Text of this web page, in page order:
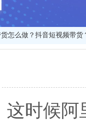
怎么做？抖音短视频带货
这时候阿